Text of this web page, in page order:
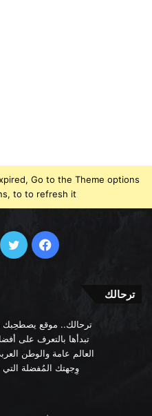
Go to the Theme options
to to refresh it.
فيسبوك
ترحالك
ترحالك.. موقع يصطحِبك
تبدأها بالتعرف على
العالم عامة والوطن
وِجهتك المُفضلة